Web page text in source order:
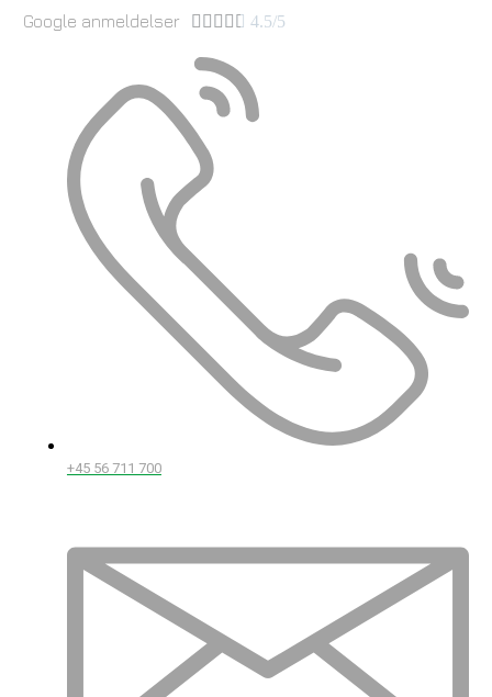
Google anmeldelser      4.5/5
+45 56 711 700